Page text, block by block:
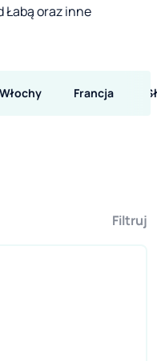
Łabą oraz inne
Włochy Francja
Filtruj